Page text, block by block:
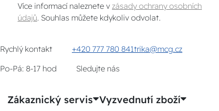
Více informací naleznete v zásady ochrany osobních
údajů . Souhlas můžete kdykoliv odvolat.
Rychlý kontakt +420 777 780 841trika@mcg.cz
Po-Pá: 8-17 hod
Sledujte nás
Zákaznický servis Vyzvednutí zboží